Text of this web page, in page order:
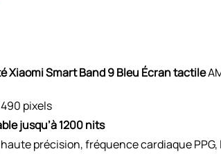
Xiaomi Smart Band 9 Bleu Écran tactile
490 pixels
jusqu’à 1200 nits
précision, fréquence cardiaque